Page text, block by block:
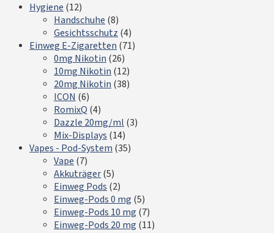
Hygiene (12)
Handschuhe (8)
Gesichtsschutz (4)
Einweg E-Zigaretten (71)
0mg Nikotin (26)
10mg Nikotin (12)
20mg Nikotin (38)
ICON (6)
RomixQ (4)
Dazzle 20mg/ml (3)
Mix-Displays (14)
Vapes - Pod-System (35)
Vape (7)
Akkuträger(5)
Einweg Pods (2)
Einweg-Pods 0 mg (5)
Einweg-Pods 10 mg (7)
Einweg-Pods 20 mg (11)